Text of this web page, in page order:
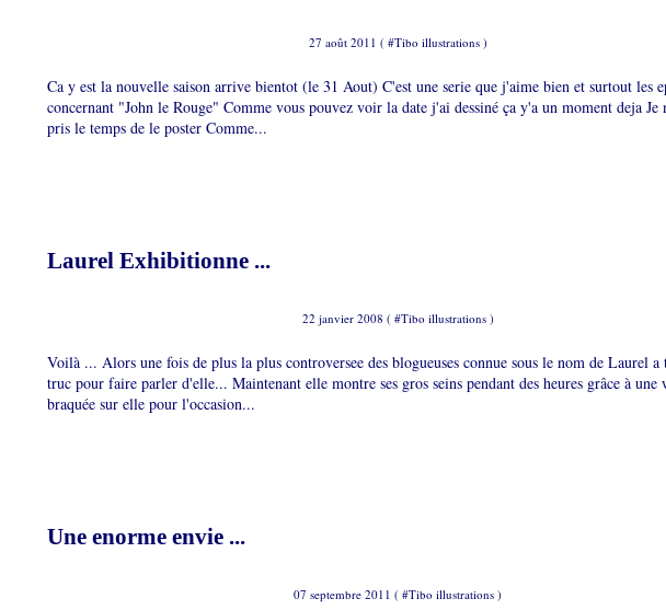
27 août 2011 ( #Tibo illustrations)
Ca y est la nouvelle saison arrive bientot (le 31 Aout) C'est une serie que j'aime bien et surtout les
concernant "John le Rouge" Comme vous pouvez voir la date j'ai dessiné ça y'a un moment deja Je
pris le temps de le poster Comme...
Laurel Exhibitionne ...
22 janvier 2008 ( #Tibo illustrations)
Voilà ... Alors une fois de plus la plus controversee des blogueuses connue sous le nom de Laurel a
truc pour faire parler d'elle... Maintenant elle montre ses gros seins pendant des heures grâce à une
braquée sur elle pour l'occasion...
Une enorme envie ...
07 septembre 2011 ( #Tibo illustrations )